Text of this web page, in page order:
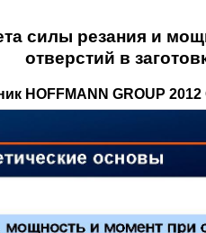
силы резания и
отверстий в
HOFFMANN GROUP